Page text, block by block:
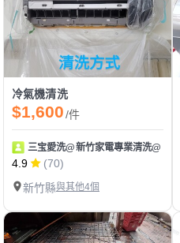
冷氣機清洗
$1,600/件
三宝愛洗@新竹家電專業清洗@
4.9
(70)
新竹縣與其他4個